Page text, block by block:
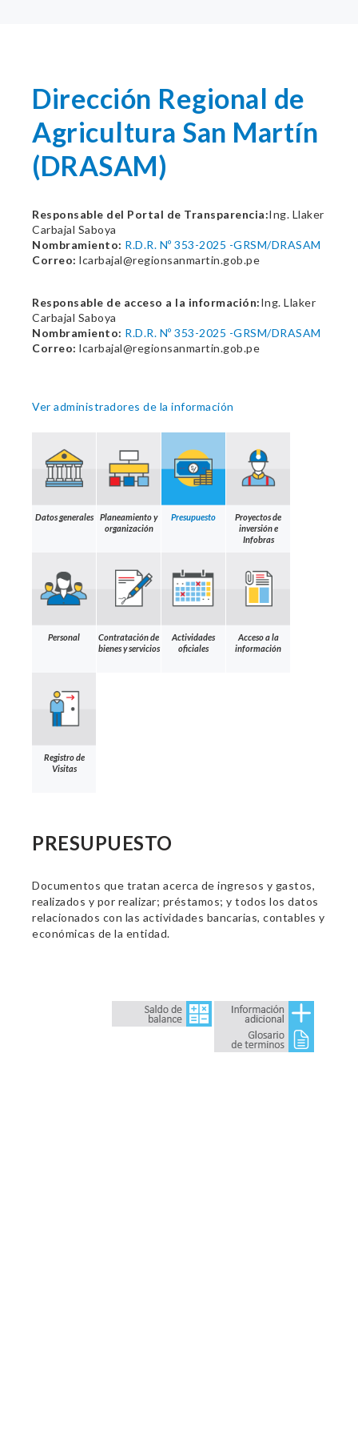
Dirección Regional de
Agricultura San Martín
(DRASAM)
Responsable del Portal de Transparencia:Ing. Llaker
Carbajal Saboya
Nombramiento: R.D.R. Nº 353-2025 -GRSM/DRASAM
Correo: lcarbajal@regionsanmartin.gob.pe
Responsable de acceso a la información:Ing. Llaker
Carbajal Saboya
Nombramiento: R.D.R. Nº 353-2025 -GRSM/DRASAM
Correo: lcarbajal@regionsanmartin.gob.pe
Ver administradores de la información
Datos generales
Planeamiento y
organización
Presupuesto
Proyectos de
inversión e
Infobras
Personal
Contratación de
bienes y servicios
Actividades
oficiales
Acceso a la
información
Registro de
Visitas
PRESUPUESTO
Documentos que tratan acerca de ingresos y gastos,
realizados y por realizar; préstamos; y todos los datos
relacionados con las actividades bancarias, contables y
económicas de la entidad.